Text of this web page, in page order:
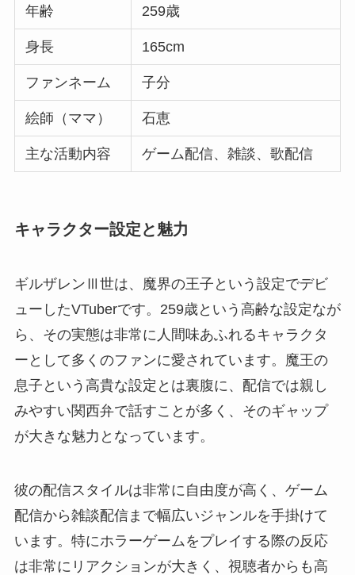
年齢 259歳
身長 165cm
ファンネーム 子分
絵師（ママ） 石恵
主な活動内容 ゲーム配信、雑談、歌配信
キャラクター設定と魅力
ギルザレンⅢ世は、魔界の王子という設定でデビ
ューしたVTuberです。259歳という高齢な設定なが
ら、その実態は非常に人間味あふれるキャラクタ
ーとして多くのファンに愛されています。魔王の
息子という高貴な設定とは裏腹に、配信では親し
みやすい関西弁で話すことが多く、そのギャップ
が大きな魅力となっています。
彼の配信スタイルは非常に自由度が高く、ゲーム
配信から雑談配信まで幅広いジャンルを手掛けて
います。特にホラーゲームをプレイする際の反応
は非常にリアクションが大きく、視聴者からも高